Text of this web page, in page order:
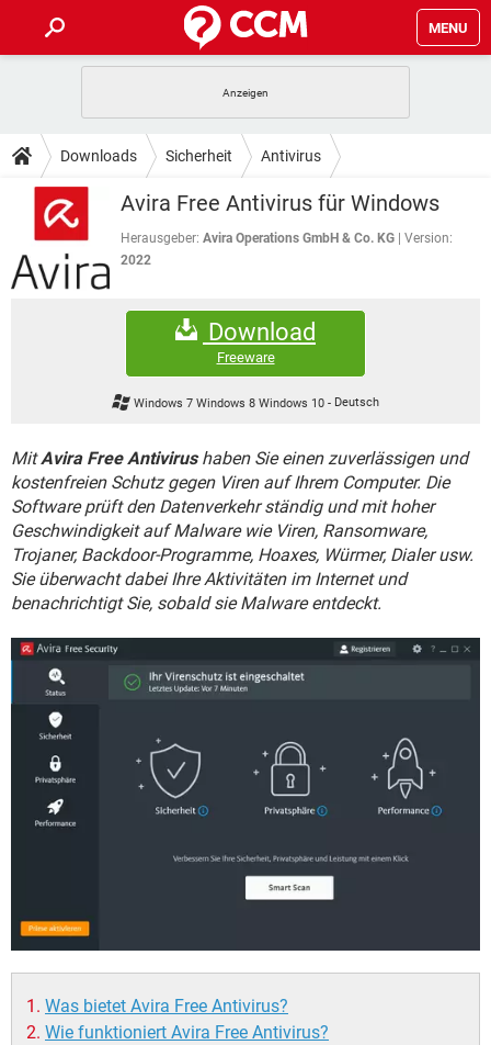
MENU
ANDROID IOS
WINDOWS 10 INSTAGRAM
WHATSAPP TIKTOK
FACEBOOK
TIPPS & TRICKS
SPIELE STREAMING
ANDROID
WINDOWS 10
WHATSAPP
HARDWARE
DOWNLOADS
SPIELE STREAMING
ANDROID
INSTAGRAM
TIKTOK
FORUM
SPIELE
IOS
INSTAGRAM
TIKTOK
STREAMING
WHATSAPP TIKTOK
FACEBOOK HARDWARE
Downloads Sicherheit Antivirus
Avira Free Antivirus für Windows
Herausgeber: Avira Operations GmbH & Co. KG
Version:
2022
Download
Freeware
Windows 7 Windows 8 Windows 10- Deutsch
MitAvira Free Antivirushaben Sie einen zuverlässigen und
kostenfreien Schutz gegen Viren auf Ihrem Computer. Die
Software prüft den Datenverkehr ständig und mit hoher
Geschwindigkeit auf Malware wie Viren, Ransomware,
Trojaner, Backdoor-Programme, Hoaxes, Würmer, Dialer usw.
Sie überwacht dabei Ihre Aktivitäten im Internet und
benachrichtigt Sie, sobald sie Malware entdeckt.
Was bietet Avira Free Antivirus?
Wie funktioniert Avira Free Antivirus?